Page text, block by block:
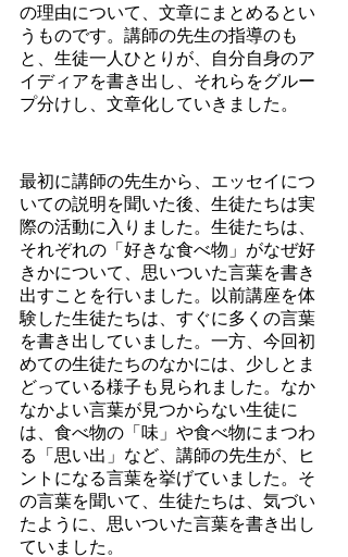
の理由について、文章にまとめるとい
うものです。講師の先生の指導のも
と、生徒一人ひとりが、自分自身のア
イディアを書き出し、それらをグルー
プ分けし、文章化していきました。
最初に講師の先生から、エッセイにつ
いての説明を聞いた後、生徒たちは実
際の活動に入りました。生徒たちは、
それぞれの「好きな食べ物」がなぜ好
きかについて、思いついた言葉を書き
出すことを行いました。以前講座を体
験した生徒たちは、すぐに多くの言葉
を書き出していました。一方、今回初
めての生徒たちのなかには、少しとま
どっている様子も見られました。なか
なかよい言葉が見つからない生徒に
は、食べ物の「味」や食べ物にまつわ
る「思い出」など、講師の先生が、ヒ
ントになる言葉を挙げていました。そ
の言葉を聞いて、生徒たちは、気づい
たように、思いついた言葉を書き出し
ていました。